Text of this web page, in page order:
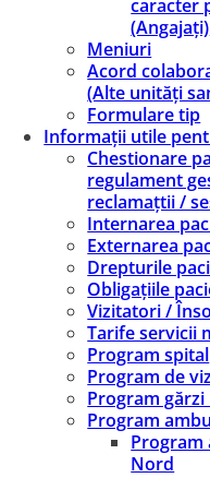
caracter
(Angajați)
Meniuri
Acord
(Alte unități
Formulare tip
Informații utile
Chestionare
regulament
reclamațtii /
Internarea
Externarea
Drepturile
Obligațiile
Vizitatori /
Tarife servicii
Program spital
Program de
Program gărzi
Program
Nord